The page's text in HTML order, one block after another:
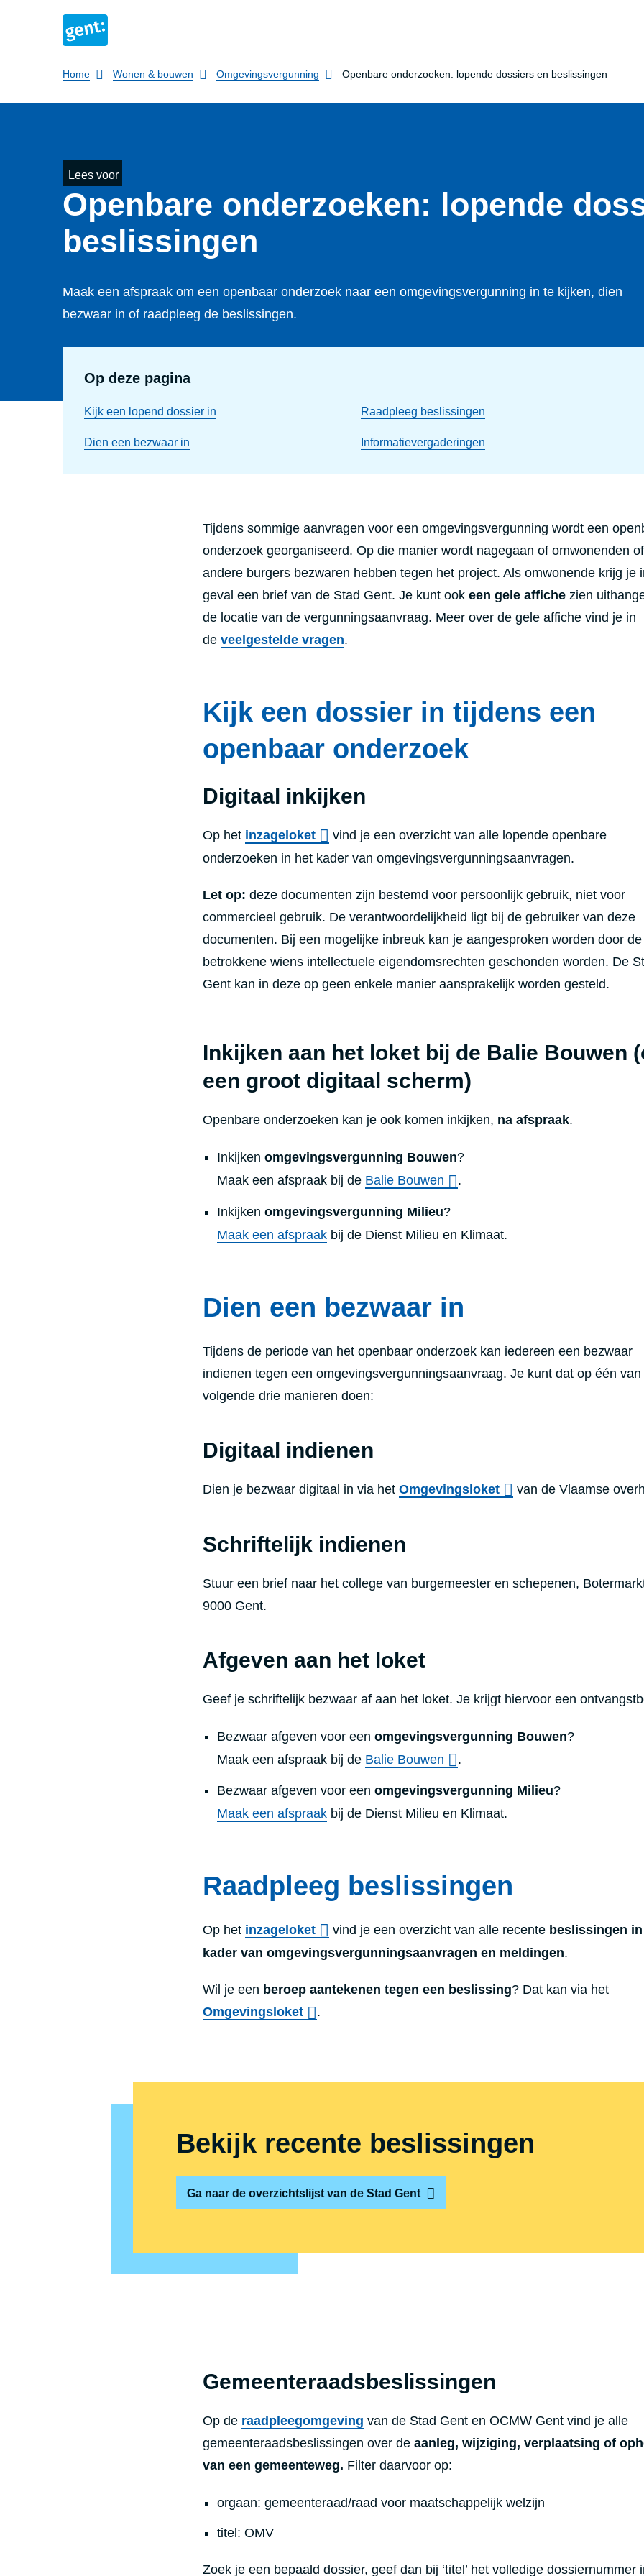
Breadcrumb
Home Wonen & bouwen Omgevingsvergunning Openbare onderzoeken: lopende dossiers en beslissingen
Lees voor
Openbare onderzoeken: lopende
beslissingen
Maak een afspraak om een openbaar onderzoek naar een omgevingsvergunning in te kijken, dien
bezwaar in of raadpleeg de beslissingen.
Op deze pagina
Kijk een lopend dossier in
Dien een bezwaar in
Raadpleeg beslissingen
Informatievergaderingen
Tijdens sommige aanvragen voor een omgevingsvergunning wordt een
onderzoek georganiseerd. Op die manier wordt nagegaan of omwonenden of
andere burgers bezwaren hebben tegen het project. Als omwonende krijg je
geval een brief van de Stad Gent. Je kunt ook een gele affiche zien uit
de locatie van de vergunningsaanvraag. Meer over de gele affiche vind je in
de veelgestelde vragen.
Kijk een dossier in tijdens een
openbaar onderzoek
Digitaal inkijken
Op het inzageloket
vind je een overzicht van alle lopende openbare
onderzoeken in het kader van omgevingsvergunningsaanvragen.
Let op: deze documenten zijn bestemd voor persoonlijk gebruik, niet voor
commercieel gebruik. De verantwoordelijkheid ligt bij de gebruiker van deze
documenten. Bij een mogelijke inbreuk kan je aangesproken worden door de
betrokkene wiens intellectuele eigendomsrechten geschonden worden. De
Gent kan in deze op geen enkele manier aansprakelijk worden gesteld.
Inkijken aan het loket bij de Balie Bouwen
een groot digitaal scherm)
Openbare onderzoeken kan je ook komen inkijken, na afspraak.
Inkijken omgevingsvergunning Bouwen?
Maak een afspraak bij de Balie Bouwen .
Inkijken omgevingsvergunning Milieu?
Maak een afspraak bij de Dienst Milieu en Klimaat.
Dien een bezwaar in
Tijdens de periode van het openbaar onderzoek kan iedereen een bezwaar
indienen tegen een omgevingsvergunningsaanvraag. Je kunt dat op één van
volgende drie manieren doen:
Digitaal indienen
Dien je bezwaar digitaal in via het Omgevingsloket van de Vlaamse
Schriftelijk indienen
Stuur een brief naar het college van burgemeester en schepenen,
9000 Gent.
Afgeven aan het loket
Geef je schriftelijk bezwaar af aan het loket. Je krijgt hiervoor een
Bezwaar afgeven voor een omgevingsvergunning Bouwen?
Maak een afspraak bij de Balie Bouwen .
Bezwaar afgeven voor een omgevingsvergunning Milieu?
Maak een afspraak bij de Dienst Milieu en Klimaat.
Raadpleeg beslissingen
Op het inzageloket vind je een overzicht van alle recente beslissingen
kader van omgevingsvergunningsaanvragen en meldingen.
Wil je een beroep aantekenen tegen een beslissing? Dat kan via het
Omgevingsloket
.
Bekijk recente beslissingen
Ga naar de overzichtslijst van de Stad Gent
Gemeenteraadsbeslissingen
Op de raadpleegomgeving van de Stad Gent en OCMW Gent vind je alle
gemeenteraadsbeslissingen over de aanleg, wijziging, verplaatsing of
van een gemeenteweg. Filter daarvoor op:
orgaan: gemeenteraad/raad voor maatschappelijk welzijn
titel: OMV
Zoek je een bepaald dossier, geef dan bij ‘titel’ het volledige dossiernummer